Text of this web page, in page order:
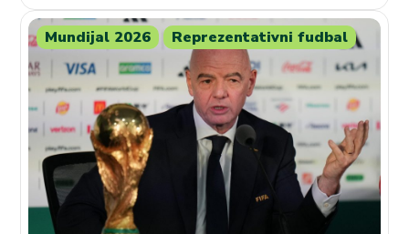
Mundijal 2026 Reprezentativni fudbal